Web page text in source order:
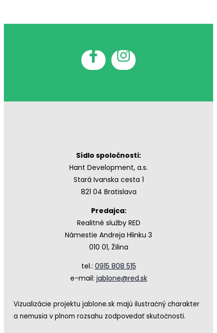
Sídlo spoločnosti:
Hant Development, a.s.
Stará Ivanska cesta 1
821 04 Bratislava
Predajca:
Realitné služby RED
Námestie Andreja Hlinku 3
010 01, Žilina
tel.: 0915 808 515
e-mail: jablone@red.sk
Vizualizácie projektu jablone.sk majú ilustračný charakter
a nemusia v plnom rozsahu zodpovedať skutočnosti.